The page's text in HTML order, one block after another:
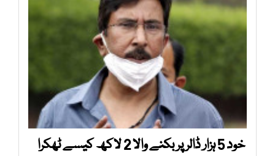
خود 5 ہزار ڈالر پر بکنے والا 2 لاکھ کیسے ٹھکرا